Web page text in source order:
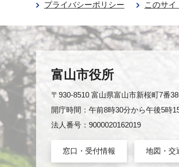
プライバシーポリシー このサイ
富山市役所
〒930-8510 富山県富山市新桜町7番
開庁時間：午前8時30分から午後5時
法人番号：9000020162019
窓口・受付情報 地図・交